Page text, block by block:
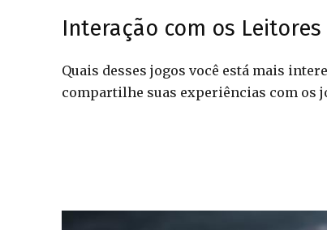
Interação com os Leitores
Quais desses jogos você está mais
compartilhe suas experiências com os